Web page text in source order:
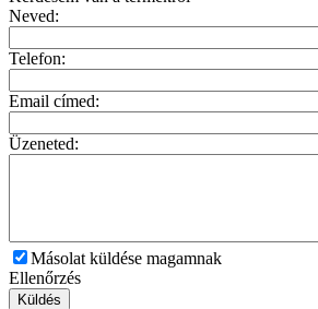
Neved:
Telefon:
Email címed:
Üzeneted:
Másolat küldése magamnak
Ellenőrzés
Küldés